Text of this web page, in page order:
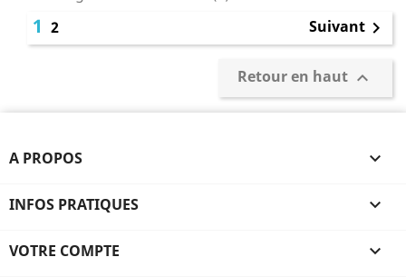
(2
1 2 Suivant 
Retour en haut 
A PROPOS 
INFOS PRATIQUES 
VOTRE COMPTE 